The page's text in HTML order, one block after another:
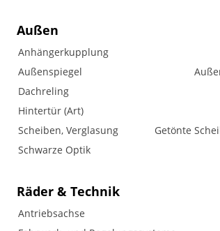
Außen
Anhängerkupplung
Außenspiegel
Dachreling
Hintertür (Art)
Scheiben, Verglasung
Getönte
Schwarze Optik
Räder & Technik
Antriebsachse